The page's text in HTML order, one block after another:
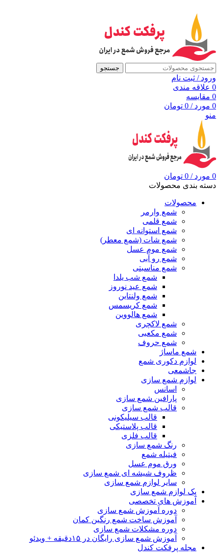
جستجو
ورود / ثبت نام
0 علاقه مندی
0 مقايسه
0 مورد /
0 تومان
منو
0 مورد /
0 تومان
دسته بندی محصولات
محصولات
شمع وارمر
شمع قلمی
شمع استوانه ای
شمع شات (شمع معطر)
شمع موم عسل
شمع رو آبی
شمع مناسبتی
شمع شب یلدا
شمع عید نوروز
شمع ولنتاین
شمع کریسمس
شمع هالووین
شمع لاکچری
شمع مکعبی
شمع حروف
شمع ماساژ
لوازم دکوری شمع
جاشمعی
لوازم شمع سازی
اسانس
پارافین شمع سازی
قالب شمع سازی
قالب سیلیکونی
قالب پلاستیکی
قالب فلزی
رنگ شمع سازی
فیتیله شمع
ورق موم عسل
ظروف شیشه ای شمع سازی
سایر لوازم شمع سازی
پک لوازم شمع سازی
آموزش های تخصصی
دوره آموزش شمع سازی
آموزش ساخت شمع رنگین کمان
دوره مشکلات شمع سازی
آموزش شمع سازی رایگان در ۱۵دقیقه + ویدئو
مجله پرفکت کندل